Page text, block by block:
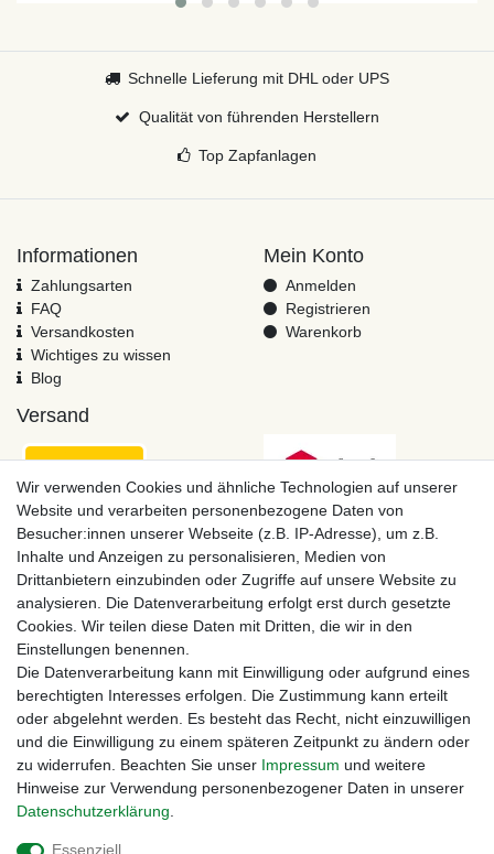
Schnelle Lieferung mit DHL oder UPS
Qualität von führenden Herstellern
Top Zapfanlagen
Informationen
Zahlungsarten
FAQ
Versandkosten
Wichtiges zu wissen
Blog
Mein Konto
Anmelden
Registrieren
Warenkorb
Versand
Zahlungsmöglichkeiten
Wir verwenden Cookies und ähnliche Technologien auf unserer
Website und verarbeiten personenbezogene Daten von
Besucher:innen unserer Webseite (z.B. IP-Adresse), um z.B.
Inhalte und Anzeigen zu personalisieren, Medien von
Drittanbietern einzubinden oder Zugriffe auf unsere Website zu
analysieren. Die Datenverarbeitung erfolgt erst durch gesetzte
Cookies. Wir teilen diese Daten mit Dritten, die wir in den
Einstellungen benennen.
Die Datenverarbeitung kann mit Einwilligung oder aufgrund eines
berechtigten Interesses erfolgen. Die Zustimmung kann erteilt
oder abgelehnt werden. Es besteht das Recht, nicht einzuwilligen
und die Einwilligung zu einem späteren Zeitpunkt zu ändern oder
zu widerrufen. Beachten Sie unser Impressum und weitere
Hinweise zur Verwendung personenbezogener Daten in unserer
Daten­schutz­erklärung
Essenziell